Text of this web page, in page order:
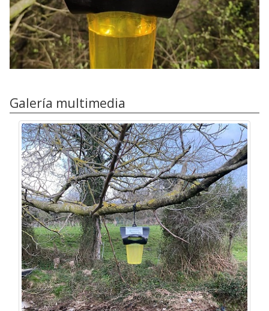
Galería multimedia